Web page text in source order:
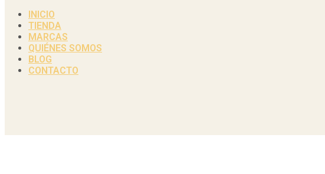
INICIO
TIENDA
MARCAS
QUIÉNES SOMOS
BLOG
CONTACTO